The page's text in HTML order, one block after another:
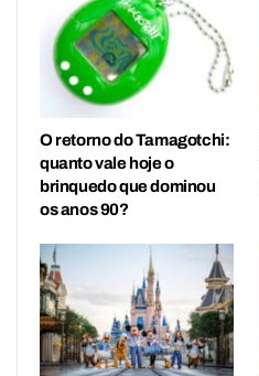
O retorno do Tamagotchi:
quanto vale hoje o
brinquedo que dominou
os anos 90?